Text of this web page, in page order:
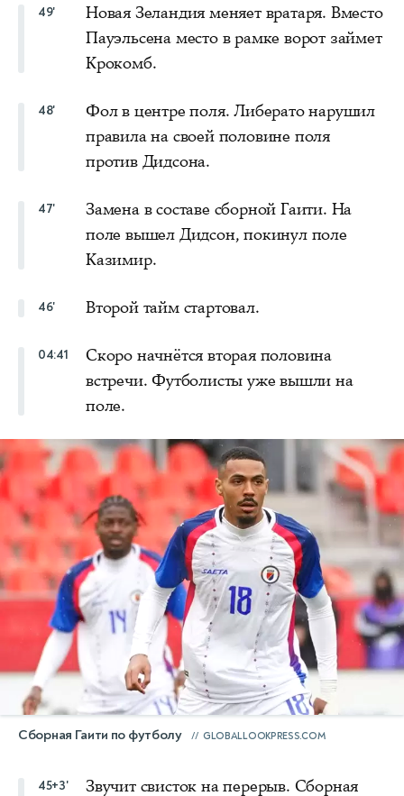
49'
Новая Зеландия меняет вратаря. Вместо
Пауэльсена место в рамке ворот займет
Крокомб.
48'
Фол в центре поля. Либерато нарушил
правила на своей половине поля
против Дидсона.
47'
Замена в составе сборной Гаити. На
поле вышел Дидсон, покинул поле
Казимир.
46' Второй тайм стартовал.
04:41
Скоро начнётся вторая половина
встречи. Футболисты уже вышли на
поле.
Сборная Гаити по футболу GLOBALLOOKPRESS.COM
45+3' Звучит свисток на перерыв. Сборная